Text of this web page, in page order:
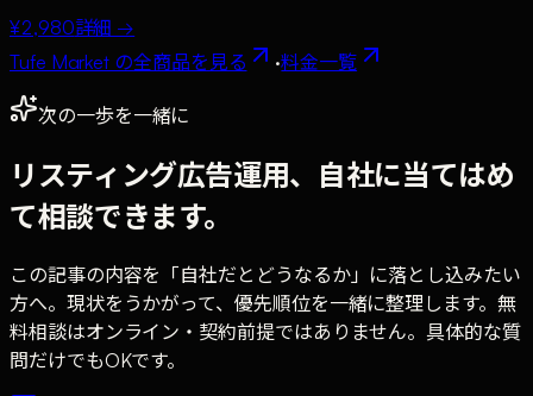
¥2,980詳細 →
Tufe Market の全商品を見る
·料金一覧
次の一歩を一緒に
リスティング広告運用、自社に当てはめ
て相談できます。
この記事の内容を「自社だとどうなるか」に落とし込みたい
方へ。現状をうかがって、優先順位を一緒に整理します。無
料相談はオンライン・契約前提ではありません。具体的な質
問だけでもOKです。